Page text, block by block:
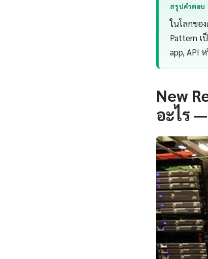
สรุปคำตอบ
ในโลกขอ
Pattern เ
app, API
New
อะไร